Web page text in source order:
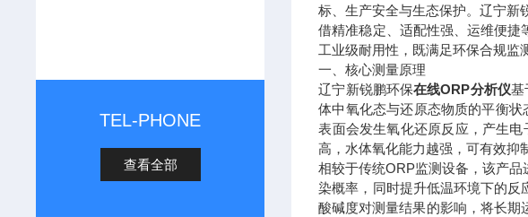
TEL-PHONE
查看全部
标、生产安全与生态保护。辽宁新
借精准稳定、适配性强、运维便
工业级耐用性，既满足环保合规监
一、核心测量原理
辽宁新锐鹏环保在线ORP分析仪基
体中氧化态与还原态物质的平衡
表面会发生氧化还原反应，产生
高，水体氧化能力越强，可有效抑
相较于传统ORP监测设备，该产
染概率，同时提升低温环境下的
酸碱度对测量结果的影响，将长期